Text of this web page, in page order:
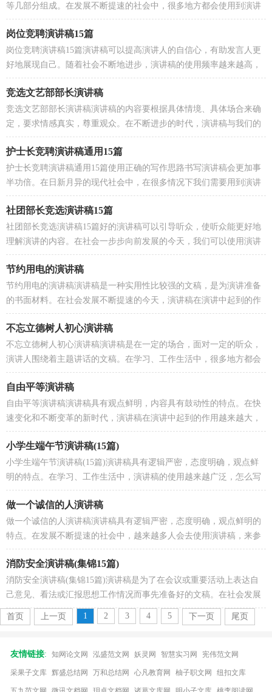
等几部分组成。在发展不断提速的社会中，很多地方都会使用到演讲
稿，怎么写演讲稿才能避免踩雷呢？下面是小编为大...
岗位竞聘演讲稿15篇
岗位竞聘演讲稿15篇演讲稿可以提高演讲人的自信心，有助发言人更
好地展现自己。随着社会不断地进步，演讲稿的使用频率越来越高，
那么问题来了，到底应如何写一份恰当的演讲稿呢？以下...
竞选文艺部部长演讲稿
竞选文艺部部长演讲稿演讲稿的内容要根据具体情境、具体场合来确
定，要求情感真实，尊重观众。在不断进步的时代，演讲稿与我们的
生活息息相关，那么一般演讲稿是怎么写的呢？下面是小...
护士长竞聘演讲稿通用15篇
护士长竞聘演讲稿通用15篇使用正确的写作思路书写演讲稿会更加事
半功倍。在日新月异的现代社会中，在很多情况下我们需要用到演讲
稿，那么你有了解过演讲稿吗？以下是小编为大家整...
社团部长竞选演讲稿15篇
社团部长竞选演讲稿15篇好的演讲稿可以引导听众，使听众能更好地
理解演讲的内容。在社会一步步向前发展的今天，我们可以使用演讲
稿的机会越来越多，还是对演讲稿一筹莫展吗？下面是...
节约用电的演讲稿
节约用电的演讲稿演讲稿是一种实用性比较强的文稿，是为演讲准备
的书面材料。在社会发展不断提速的今天，演讲稿在演讲中起到的作
用越来越大，演讲稿的注意事项有许多，你确定会写吗...
不忘立德树人初心演讲稿
不忘立德树人初心演讲稿演讲稿是在一定的场合，面对一定的听众，
演讲人围绕着主题讲话的文稿。在学习、工作生活中，很多地方都会
使用到演讲稿，相信很多朋友都对写演讲稿感到非常苦...
自由平等演讲稿
自由平等演讲稿演讲稿具有观点鲜明，内容具有鼓动性的特点。在快
速变化和不断变革的新时代，演讲稿在演讲中起到的作用越来越大，
那么你有了解过演讲稿吗？下面是小编为大家收集的自...
小学生端午节演讲稿(15篇)
小学生端午节演讲稿(15篇)演讲稿具有逻辑严密，态度明确，观点鲜
明的特点。在学习、工作生活中，演讲稿的使用越来越广泛，怎么写
演讲稿才能避免踩雷呢？以下是小编收集整理的小学生端...
做一个诚信的人演讲稿
做一个诚信的人演讲稿演讲稿具有逻辑严密，态度明确，观点鲜明的
特点。在发展不断提速的社会中，越来越多人会去使用演讲稿，来参
考自己需要的演讲稿吧！下面是小编整理的做一个诚信的...
消防安全演讲稿(集锦15篇)
消防安全演讲稿(集锦15篇)演讲稿是为了在会议或重要活动上表达自
己意见、看法或汇报思想工作情况而事先准备好的文稿。在社会发展
不断提速的今天，演讲稿的使用频率越来越高，相...
首页
上一页 1 2 3 4 5 下一页 尾页
友情链接: 知网论文网 泓盛范文网 妖灵网 智慧实习网 宪伟范文网
采果子文库 辉盛总结网 万和总结网 心凡教育网 柚子职文网 纽扣文库